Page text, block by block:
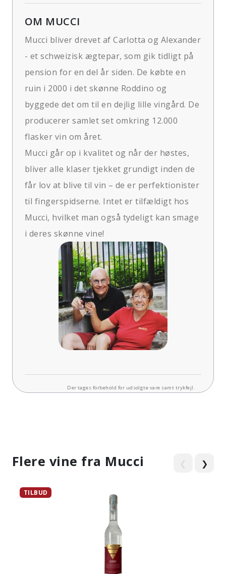
OM MUCCI
Mucci bliver drevet af Carlotta og Alexander
- et schweizisk ægtepar, som gik tidligt på
pension for en del år siden. De købte en
ruin i 2000 i det skønne Roddino og
byggede det om til en dejlig lille vingård. De
producerer samlet set omkring 12.000
flasker vin om året.
Mucci går op i kvalitet og når der høstes,
bliver alle klaser tjekket grundigt inden de
får lov at blive til vin – de er perfektionister
til fingerspidserne. Intet er tilfældigt hos
Mucci, hvilket man også tydeligt kan smage
i deres skønne vine!
Der tages forbehold for udsolgte vare samt trykfejl.
Flere vine fra Mucci ❯
TILBUD